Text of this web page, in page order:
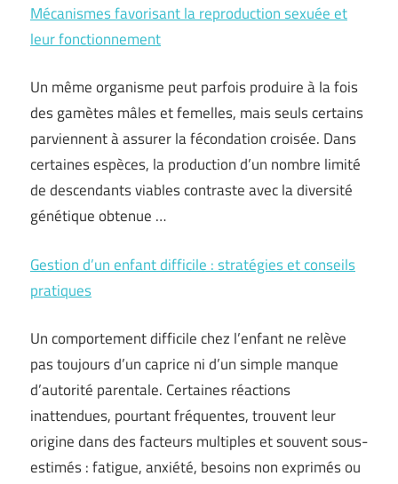
Mécanismes favorisant la reproduction sexuée et
leur fonctionnement
Un même organisme peut parfois produire à la fois
des gamètes mâles et femelles, mais seuls certains
parviennent à assurer la fécondation croisée. Dans
certaines espèces, la production d’un nombre limité
de descendants viables contraste avec la diversité
génétique obtenue …
Gestion d’un enfant difficile : stratégies et conseils
pratiques
Un comportement difficile chez l’enfant ne relève
pas toujours d’un caprice ni d’un simple manque
d’autorité parentale. Certaines réactions
inattendues, pourtant fréquentes, trouvent leur
origine dans des facteurs multiples et souvent sous-
estimés : fatigue, anxiété, besoins non exprimés ou